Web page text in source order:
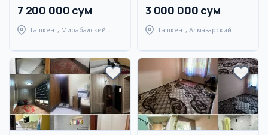
7 200 000 сум
Ташкент, Мирабадский
3 000 000 сум
Ташкент, Алмазарский